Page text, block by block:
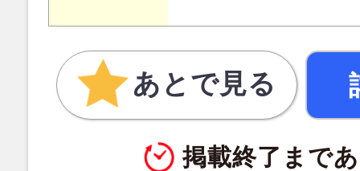
あとで見る
掲載終了まで